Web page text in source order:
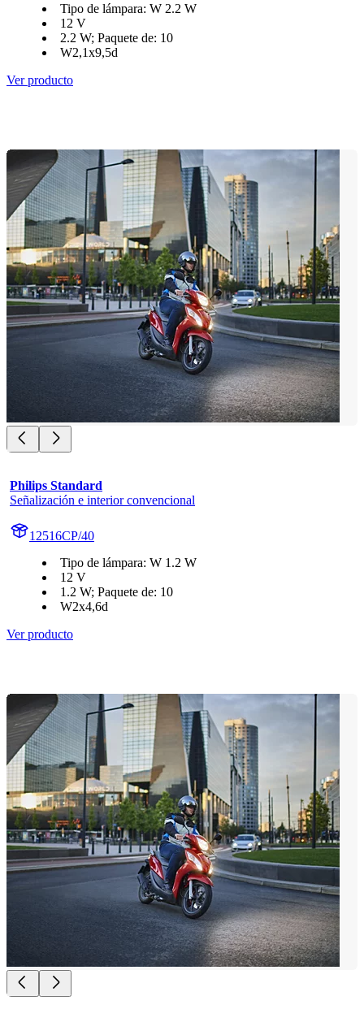
Tipo de lámpara: W 2.2 W
12 V
2.2 W; Paquete de: 10
W2,1x9,5d
Ver producto
Philips Standard
Señalización e interior convencional
12516CP/40
Tipo de lámpara: W 1.2 W
12 V
1.2 W; Paquete de: 10
W2x4,6d
Ver producto